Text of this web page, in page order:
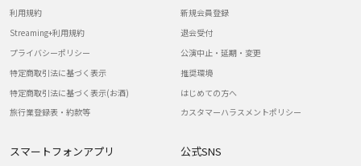
利用規約
Streaming+利用規約
プライバシーポリシー
特定商取引法に基づく表示
特定商取引法に基づく表示(お酒)
旅行業登録表・約款等
新規会員登録
退会受付
公演中止・延期・変更
推奨環境
はじめての方へ
カスタマーハラスメントポリシー
スマートフォンアプリ 公式SNS